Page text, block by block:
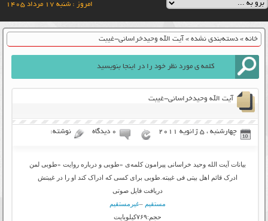
امروز : شنبه ۱۷ مرداد ۱۴۰۵
خانه» دسته‌بندی نشده» آیت الله وحیدخراسانی-غیبت
آیت الله وحیدخراسانی-غیبت
چهارشنبه ، 5 ژانویه 2011 ۰ دیدگاه نوشته:
بیانات آیت الله وحید خراسانی پیرامون کلمه‌ى «طوبی و درباره روایت «طوبى لمن
ادرک قائم اهل بیتى فى غیبته.طوبى براى کسى که ادراک کند او را در غیبتش
دریافت فایل صوتی
مستقیم –غیرمستقیم
حجم:۷۶۹کیلوبایت